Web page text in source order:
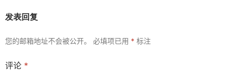
发表回复
您的邮箱地址不会被公开。 必填项已用 * 标注
评论 *